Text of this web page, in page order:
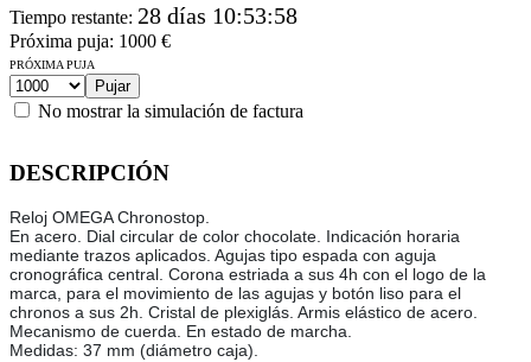
Tiempo restante: 28 días 10:53:58
Próxima puja: 1000 €
PRÓXIMA PUJA
No mostrar la simulación de factura
DESCRIPCIÓN
Reloj OMEGA Chronostop.
En acero. Dial circular de color chocolate. Indicación horaria
mediante trazos aplicados. Agujas tipo espada con aguja
cronográfica central. Corona estriada a sus 4h con el logo de la
marca, para el movimiento de las agujas y botón liso para el
chronos a sus 2h. Cristal de plexiglás. Armis elástico de acero.
Mecanismo de cuerda. En estado de marcha.
Medidas: 37 mm (diámetro caja).